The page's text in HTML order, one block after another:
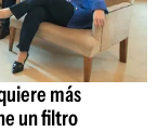
más
un filtro